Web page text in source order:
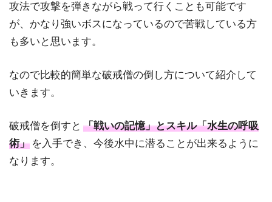
攻法で攻撃を弾きながら戦って行くことも可能です
が、かなり強いボスになっているので苦戦している方
も多いと思います。
なので比較的簡単な破戒僧の倒し方について紹介して
いきます。
破戒僧を倒すと 「戦いの記憶」とスキル「水生の呼吸
術」 を入手でき、今後水中に潜ることが出来るように
なります。